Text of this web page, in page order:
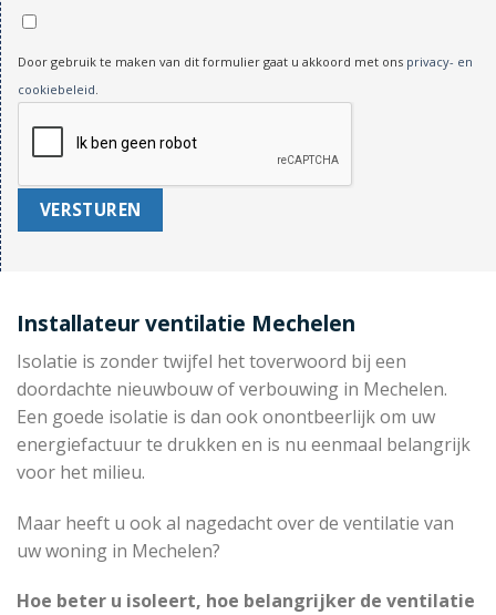
Door gebruik te maken van dit formulier gaat u akkoord met ons privacy- en
cookiebeleid
Installateur ventilatie Mechelen
Isolatie is zonder twijfel het toverwoord bij een
doordachte nieuwbouw of verbouwing in Mechelen.
Een goede isolatie is dan ook onontbeerlijk om uw
energiefactuur te drukken en is nu eenmaal belangrijk
voor het milieu.
Maar heeft u ook al nagedacht over de ventilatie van
uw woning in Mechelen?
Hoe beter u isoleert, hoe belangrijker de ventilatie